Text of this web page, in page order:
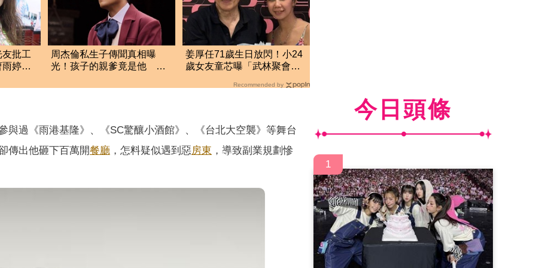
批工
婷不
周杰倫私生子傳聞真相曝
光！孩子的親爹竟是他 劉
姜厚任71歲生日放閃！小24
歲女友童芯曝「武林聚會」
Recommended by
與過《雨港基隆》、《SC驚釀小酒館》、《台北大空襲》等舞台
傳出他砸下百萬開餐廳 ，怎料疑似遇到惡房東 ，導致副業規劃慘
今日頭條
1